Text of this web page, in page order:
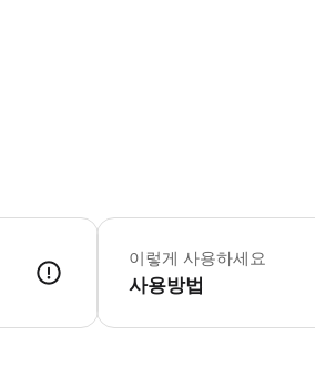
▶ 꼭 알아두세요 * 가족 친화적
이렇게 사용하세요
사용방법